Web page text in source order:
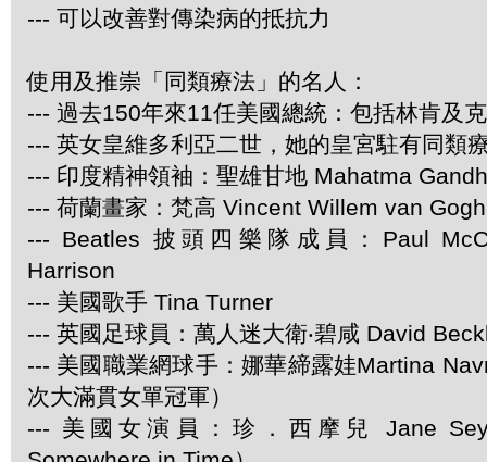
--- 可以改善對傳染病的抵抗力
使用及推崇「同類療法」的名人：
--- 過去150年來11任美國總統：包括林肯及
--- 英女皇維多利亞二世，她的皇宮駐有同類
--- 印度精神領袖：聖雄甘地 Mahatma
--- 荷蘭畫家：梵高 Vincent Willem van Gogh
--- Beatles 披頭四樂隊成員：Paul
Harrison
--- 美國歌手 Tina Turner
--- 英國足球員：萬人迷大衛‧碧咸 David
--- 美國職業網球手：娜華締露娃Martina
次大滿貫女單冠軍）
--- 美國女演員：珍．西摩兒 Jane